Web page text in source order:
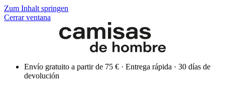
Zum Inhalt springen
Cerrar ventana
Envío gratuito a partir de 75 € · Entrega rápida · 30 días de
devolución